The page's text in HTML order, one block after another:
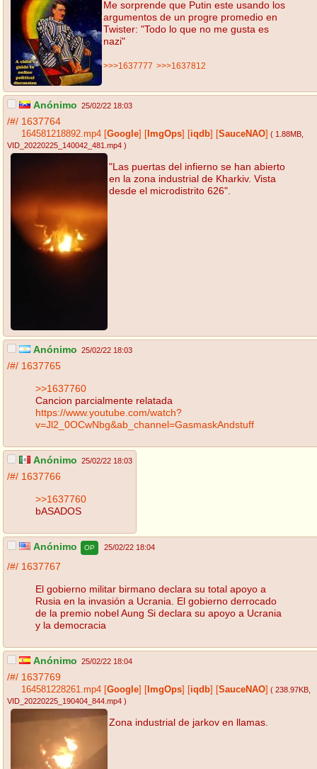
Me sorprende que Putin este usando los
argumentos de un progre promedio en
Twister: "Todo lo que no me gusta es
nazi"
>>>1637777 >>>1637812
Anónimo 25/02/22 18:03
/#/ 1637764
164581218892.mp4 Google ImgOps iqdb SauceNAO ( 1.88MB
VID_20220225_140042_481.mp4 )
"Las puertas del infierno se han abierto
en la zona industrial de Kharkiv. Vista
desde el microdistrito 626".
Anónimo 25/02/22 18:03
/#/ 1637765
>>1637760
Cancion parcialmente relatada
https://www.youtube.com/watch?
v=Jl2_0OCwNbg&ab_channel=GasmaskAndstuff
Anónimo 25/02/22 18:03
/#/ 1637766
>>1637760
bASADOS
Anónimo OP 25/02/22 18:04
/#/ 1637767
El gobierno militar birmano declara su total apoyo a
Rusia en la invasión a Ucrania. El gobierno derrocado
de la premio nobel Aung Si declara su apoyo a Ucrania
y la democracia
Anónimo 25/02/22 18:04
/#/ 1637769
164581228261.mp4 Google ImgOps iqdb SauceNAO ( 238.97KB
VID_20220225_190404_844.mp4 )
Zona industrial de jarkov en llamas.